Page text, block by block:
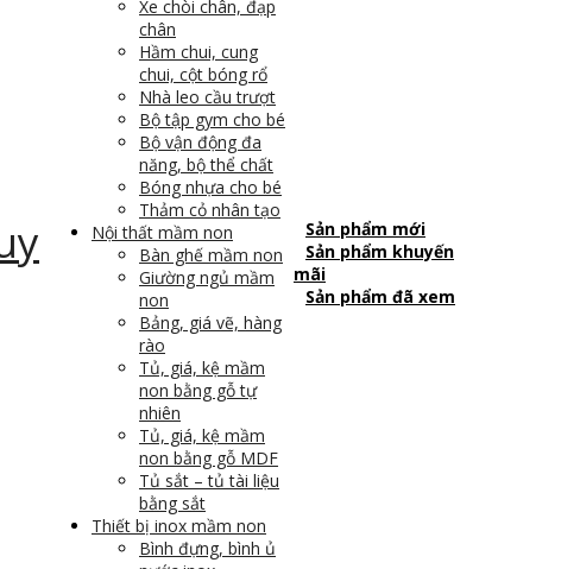
Xe chòi chân, đạp
chân
Hầm chui, cung
chui, cột bóng rổ
Nhà leo cầu trượt
Bộ tập gym cho bé
Bộ vận động đa
năng, bộ thể chất
Bóng nhựa cho bé
Thảm cỏ nhân tạo
Nội thất mầm non
Bàn ghế mầm non
Giường ngủ mầm
non
Bảng, giá vẽ, hàng
rào
Tủ, giá, kệ mầm
non bằng gỗ tự
nhiên
Tủ, giá, kệ mầm
non bằng gỗ MDF
Tủ sắt – tủ tài liệu
bằng sắt
Thiết bị inox mầm non
Bình đựng, bình ủ
Sản phẩm mới
Sản phẩm khuyến
mãi
Sản phẩm đã xem